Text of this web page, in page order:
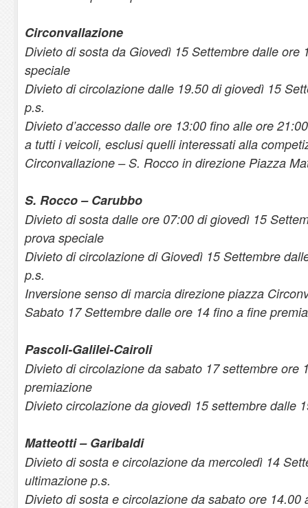
Circonvallazione
Divieto di sosta da Giovedì 15 Settembre dalle ore
speciale
Divieto di circolazione dalle 19.50 di giovedì 15
p.s.
Divieto d’accesso dalle ore 13:00 fino alle ore
a tutti i veicoli, esclusi quelli interessati alla
Circonvallazione – S. Rocco in direzione Piazza
S. Rocco – Carubbo
Divieto di sosta dalle ore 07:00 di giovedì 15
prova speciale
Divieto di circolazione di Giovedì 15 Settembre
p.s.
Inversione senso di marcia direzione piazza
Sabato 17 Settembre dalle ore 14 fino a fine
Pascoli-Galilei-Cairoli
Divieto di circolazione da sabato 17 settembre ore
premiazione
Divieto circolazione da giovedì 15 settembre dalle
Matteotti – Garibaldi
Divieto di sosta e circolazione da mercoledì 14
ultimazione p.s.
Divieto di sosta e circolazione da sabato ore 14.00